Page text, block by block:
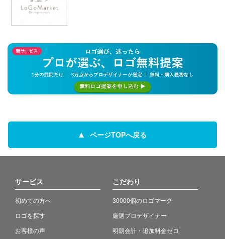
ページTOPへ戻る
サービス
初めての方へ
ロゴを探す
お客様の声
こだわり
30000個のロゴマーク
厳選プロデザイナー
明朗会計・追加料金ゼロ